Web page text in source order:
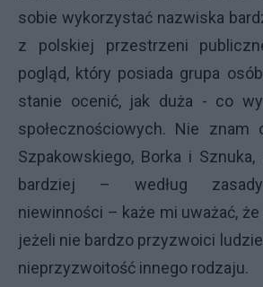
sobie wykorzystać nazwiska
z polskiej przestrzeni
pogląd, który posiada grupa
stanie ocenić, jak duża - co
społecznościowych. Nie znam
Szpakowskiego, Borka i
bardziej – według zasady
niewinności – każe mi uważać,
jeżeli nie bardzo przyzwoici
nieprzyzwoitość innego rodzaju.